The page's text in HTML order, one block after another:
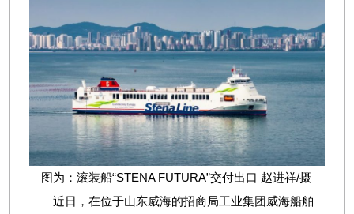
图为：滚装船“STENA FUTURA”交付出口 赵进祥/摄
近日，在位于山东威海的招商局工业集团威海船舶